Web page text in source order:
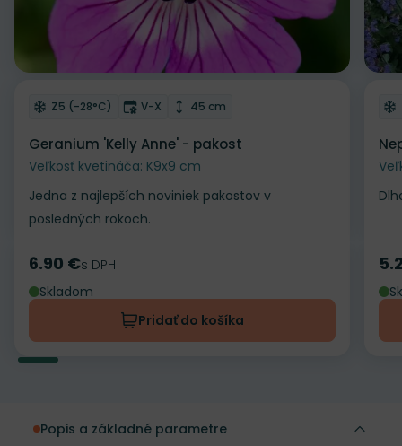
Odober do zoznamu želaní
Mrazuvzdornosť
Z5 (-28°C) Doba kvitnutia
V-X Výška rastliny
45 cm
Geranium 'Kelly Anne' - pakost
Veľkosť kvetináča: K9x9 cm
Jedna z najlepších noviniek pakostov v
posledných rokoch.
Cena
6.90 €s DPH
Skladom
Pridať do košíka
Popis a základné parametre